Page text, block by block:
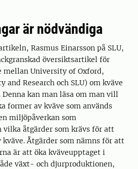
är nödvändiga
Rasmus Einarsson på SLU,
översiktsartikel för
mellan University of Oxford,
and Research och SLU) om kväve
kan man läsa om man vill
former av kväve som används
miljöpåverkan som
vilka åtgärder som krävs för att
Åtgärder som nämns för att
är att öka kväveupptaget i
växt- och djurproduktionen,